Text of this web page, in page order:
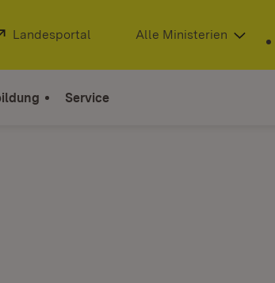
Extern:
Landesportal (Öffnet in neuem Fenster)
Alle Ministerien
Service